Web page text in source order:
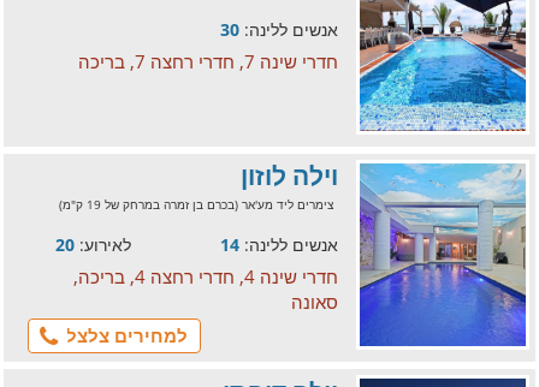
אנשים ללינה: 30
חדרי שינה 7, חדרי רחצה 7, בריכה
וילה לוזון
צימרים ליד מע'אר (בכרם בן זמרה במרחק של 19 ק"מ)
אנשים ללינה: 14 לאירוע: 20
חדרי שינה 4, חדרי רחצה 4, בריכה,
סאונה
למחירים צלצל